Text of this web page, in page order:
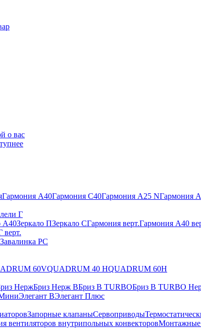
о вас
Гармония А40Гармония С40Гармония А25 NГармония
Г
А40Зеркало ПЗеркало СГармония верт.Гармония А40
верт.
Завалинка РС
60VQUADRUM 40 HQUADRUM 60H
НержБриз Нерж ВБриз В TURBOБриз В TURBO
Элегант ВЭлегант Плюс
Запорные клапаныСервоприводы
вентиляторов внутрипольных конвекторовМонтажные